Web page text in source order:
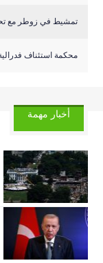
تمشيط في زوطر مع
‏محكمة استئناف
أخبار مهمة